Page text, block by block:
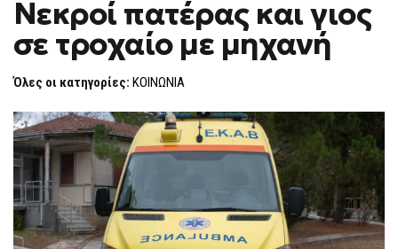
ΝΕΚΡΟΊ
ΠΑΤΈΡΑΣ
ΚΑΙ
ΓΙΟΣ
ΤΡΟΧΑΊΟ
Νεκροί πατέρας και γιος
σε τροχαίο με μηχανή
Όλες οι κατηγορίες: ΚΟΙΝΩΝΙΑ